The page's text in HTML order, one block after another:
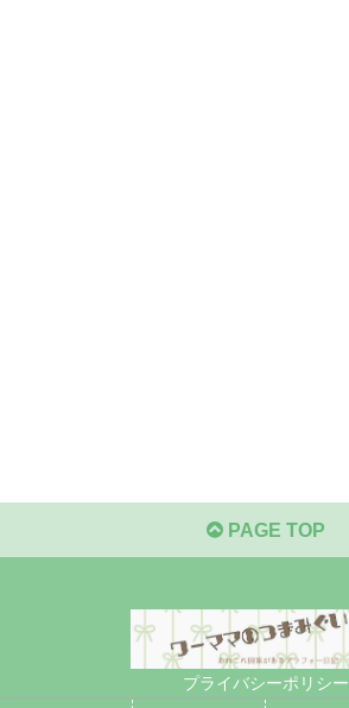
PAGE TOP
プライバシーポリシー